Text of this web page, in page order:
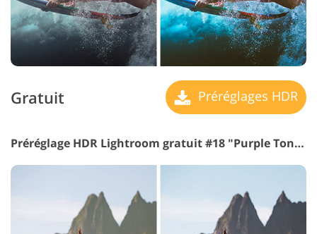
Gratuit Préréglages HDR
Préréglage HDR Lightroom gratuit #18 "Purple Tonning"